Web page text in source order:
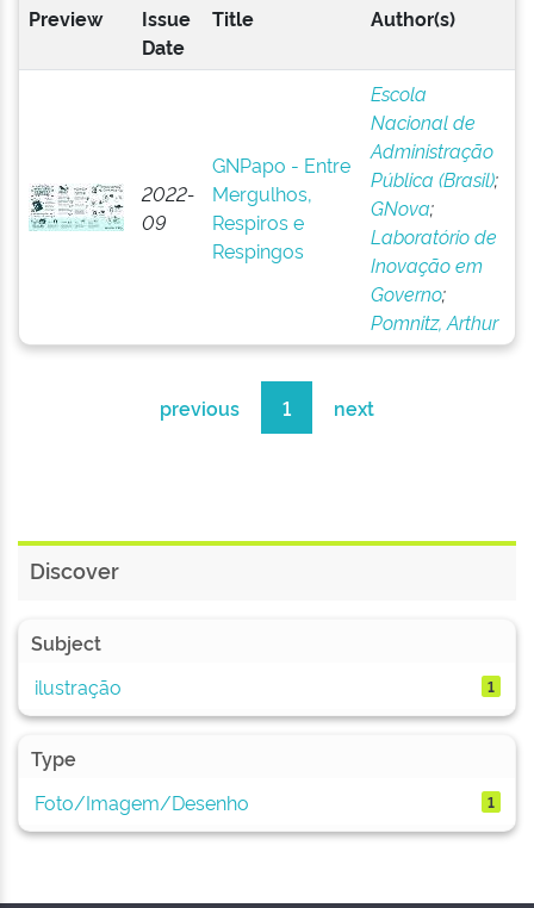
Preview
Issue
Date
Title Author(s)
2022-
09
GNPapo - Entre
Mergulhos,
Respiros e
Respingos
Escola
Nacional de
Administração
Pública (Brasil);
GNova;
Laboratório de
Inovação em
Governo;
Pomnitz, Arthur
previous 1 next
Discover
Subject
ilustração
1
Type
Foto/Imagem/Desenho
1